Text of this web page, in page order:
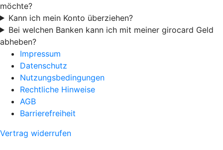
möchte?
Kann ich mein Konto überziehen?
Bei welchen Banken kann ich mit meiner girocard Geld
abheben?
Impressum
Datenschutz
Nutzungsbedingungen
Rechtliche Hinweise
AGB
Barrierefreiheit
Vertrag widerrufen